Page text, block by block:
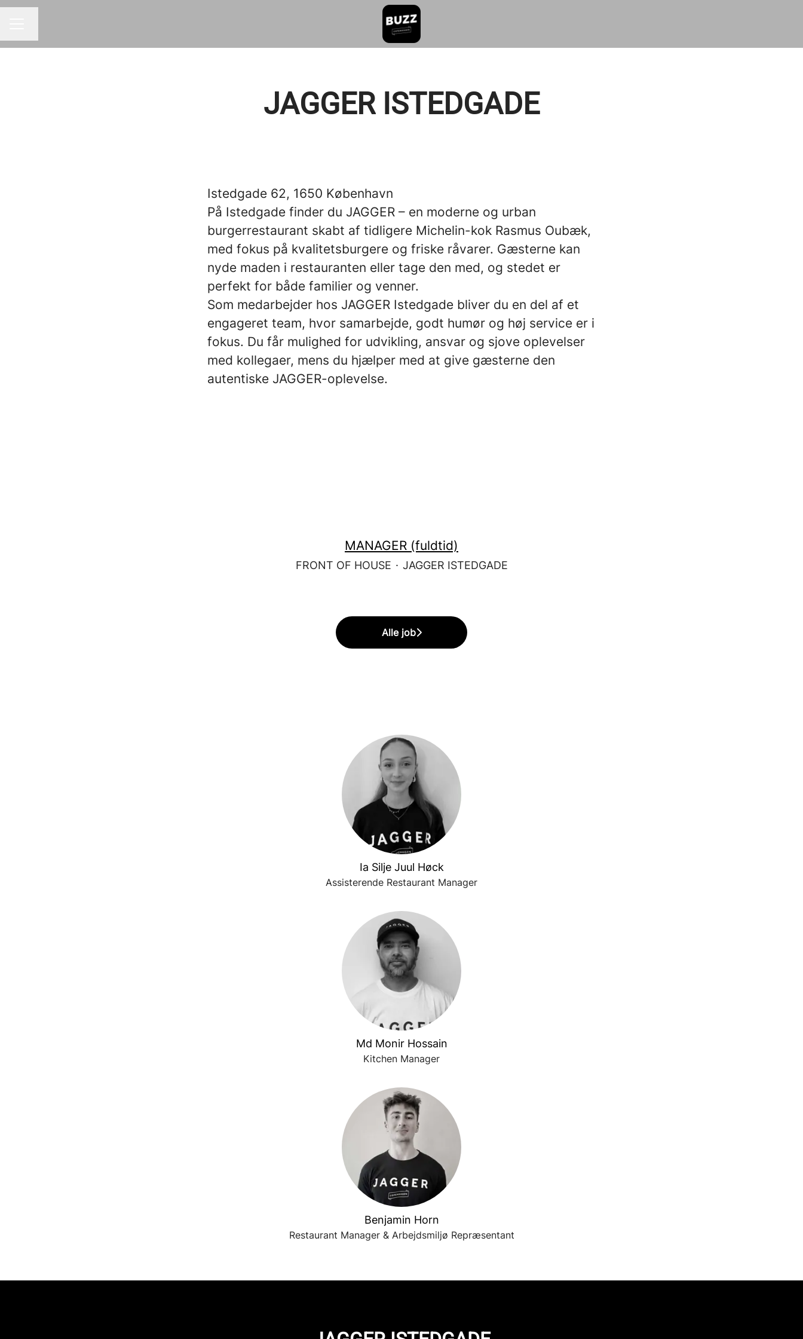
JAGGER ISTEDGADE
Istedgade 62, 1650 København
På Istedgade finder du JAGGER – en moderne og urban
burgerrestaurant skabt af tidligere Michelin-kok Rasmus Oubæk,
med fokus på kvalitetsburgere og friske råvarer. Gæsterne kan
nyde maden i restauranten eller tage den med, og stedet er
perfekt for både familier og venner.
Som medarbejder hos JAGGER Istedgade bliver du en del af et
engageret team, hvor samarbejde, godt humør og høj service er i
fokus. Du får mulighed for udvikling, ansvar og sjove oplevelser
med kollegaer, mens du hjælper med at give gæsterne den
autentiske JAGGER-oplevelse.
MANAGER (fuldtid)
FRONT OF HOUSE · JAGGER ISTEDGADE
Alle job
Ia Silje Juul Høck
Assisterende Restaurant Manager
Md Monir Hossain
Kitchen Manager
Benjamin Horn
Restaurant Manager & Arbejdsmiljø Repræsentant